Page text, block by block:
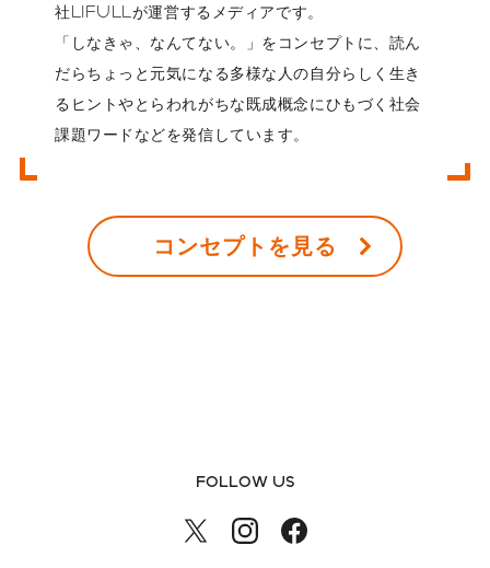
社LIFULLが運営するメディアです。
「しなきゃ、なんてない。」をコンセプトに、読ん
だらちょっと元気になる多様な人の自分らしく生き
るヒントやとらわれがちな既成概念にひもづく社会
課題ワードなどを発信しています。
コンセプトを見る
FOLLOW US